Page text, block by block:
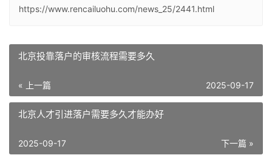
https://www.rencailuohu.com/news_25/2441.html
北京投靠落户的审核流程需要多久
« 上一篇 2025-09-17
北京人才引进落户需要多久才能办好
下一篇 »
2025-09-17